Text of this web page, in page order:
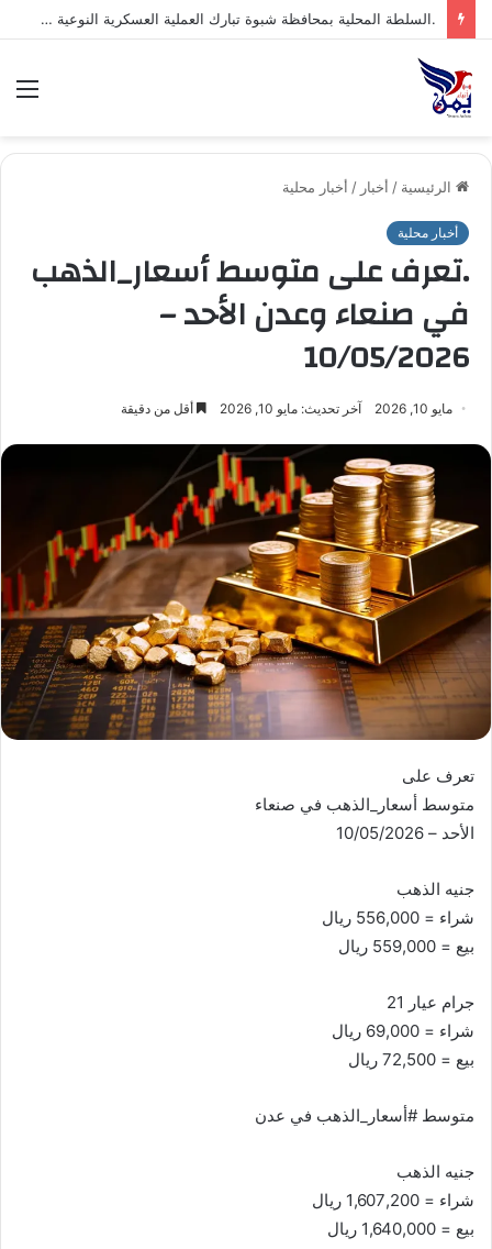
.السلطة المحلية بمحافظة شبوة تبارك العملية العسكرية النوعية للقوات المسلحة اليمنية ضد تحشيدات العدو السعودي
الرئيسية / أخبار / أخبار محلية
أخبار محلية
.تعرف على متوسط أسعار_الذهب
في صنعاء وعدن الأحد –
10/05/2026
مايو 10, 2026 آخر تحديث: مايو 10, 2026 أقل من دقيقة
تعرف على
متوسط أسعار_الذهب في صنعاء
الأحد – 10/05/2026
جنيه الذهب
شراء = 556,000 ريال
بيع = 559,000 ريال
جرام عيار 21
شراء = 69,000 ريال
بيع = 72,500 ريال
متوسط #أسعار_الذهب في عدن
جنيه الذهب
شراء = 1,607,200 ريال
بيع = 1,640,000 ريال